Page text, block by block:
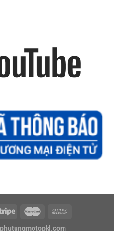
phutungmotopkl.com